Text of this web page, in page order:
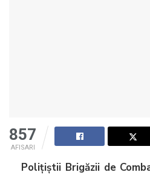
857
AFISARI
Polițiștii Brigăzii de